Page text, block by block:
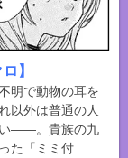
】
明で動物の耳を
以外は普通の人
い――。貴族の九
た「ミミ付